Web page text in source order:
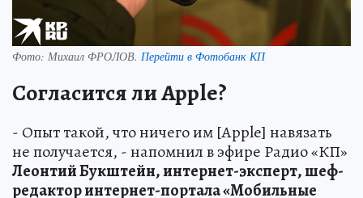
Фото: Михаил ФРОЛОВ. Перейти в Фотобанк КП
Согласится ли Apple?
- Опыт такой, что ничего им [Apple] навязать
не получается, - напомнил в эфире Радио «КП»
Леонтий Букштейн, интернет-эксперт, шеф-
редактор интернет-портала «Мобильные